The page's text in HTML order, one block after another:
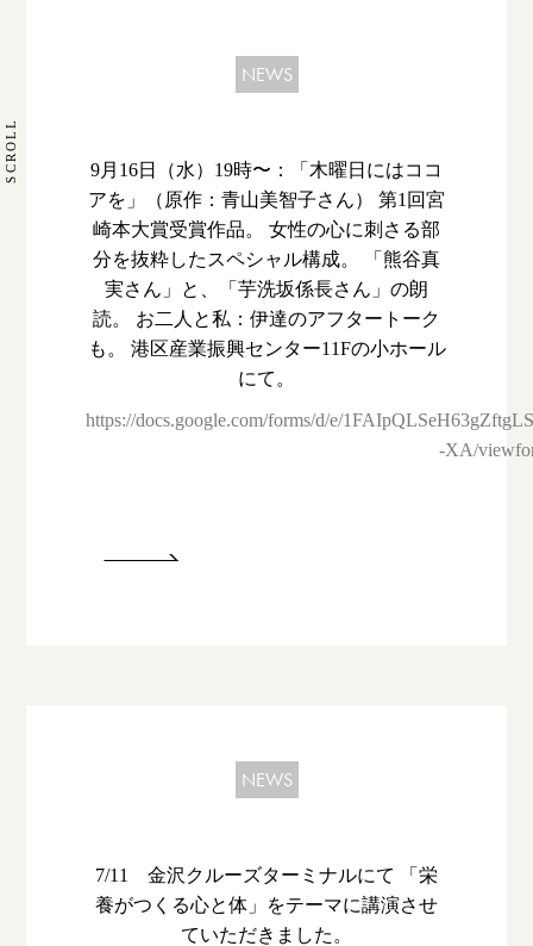
SCROLL
NEWS
9月16日（水）19時〜：「木曜日にはココ
アを」（原作：青山美智子さん） 第1回宮
崎本大賞受賞作品。 女性の心に刺さる部
分を抜粋したスペシャル構成。 「熊谷真
実さん」と、「芋洗坂係長さん」の朗
読。 お二人と私：伊達のアフタートーク
も。 港区産業振興センター11Fの小ホール
にて。
https://docs.google.com/forms/d/e/
-XA/
NEWS
7/11 金沢クルーズターミナルにて 「栄
養がつくる心と体」をテーマに講演させ
ていただきました。